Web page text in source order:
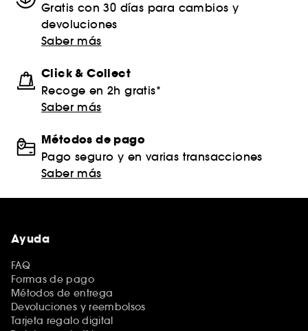
Gratis con 30 días para cambios y
devoluciones
Saber más
Click & Collect
Recoge en 2h gratis*
Saber más
Métodos de pago
Pago seguro y en varias transacciones
Saber más
Ayuda
FAQ
Formas de pago
Métodos de entrega
Devoluciones y reembolsos
Tarjeta regalo digital